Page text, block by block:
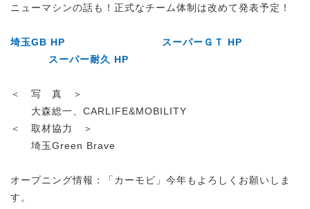
ニューマシンの話も！正式なチーム体制は改めて発表予定！
埼玉GB HP
スーパーＧＴ HP
スーパー耐久 HP
＜ 写 真 ＞
大森総一、CARLIFE&MOBILITY
＜ 取材協力 ＞
埼玉Green Brave
オープニング情報：「カーモビ」今年もよろしくお願いしま
す。